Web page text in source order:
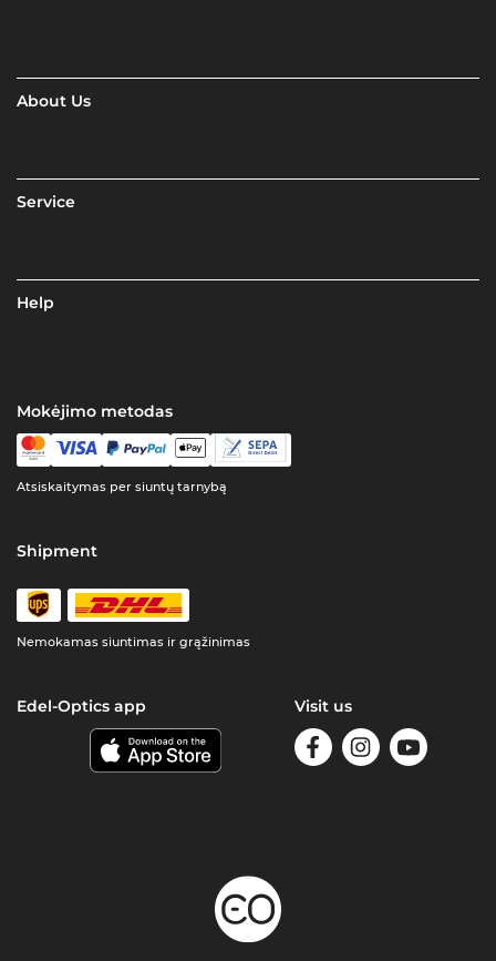
About Us
Service
Help
Mokėjimo metodas
Atsiskaitymas per siuntų tarnybą
Shipment
Nemokamas siuntimas ir grąžinimas
Edel-Optics app Visit us